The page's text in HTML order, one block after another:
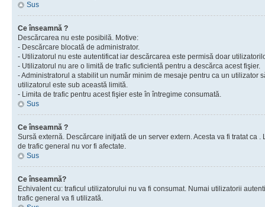
Sus
Ce înseamnă ?
Descărcarea nu este posibilă. Motive:
- Descărcare blocată de administrator.
- Utilizatorul nu este autentificat iar descărcarea este permisă doar
- Utilizatorul nu are o limită de trafic suficientă pentru a descărca acest fişier.
- Administratorul a stabilit un număr minim de mesaje pentru ca un utilizator
utilizatorul este sub această limită.
- Limita de trafic pentru acest fişier este în întregime consumată.
Sus
Ce înseamnă ?
Sursă externă. Descărcare iniţiată de un server extern. Acesta va fi tratat ca
de trafic general nu vor fi afectate.
Sus
Ce înseamnă?
Echivalent cu: traficul utilizatorului nu va fi consumat. Numai utilizatorii
trafic general va fi utilizată.